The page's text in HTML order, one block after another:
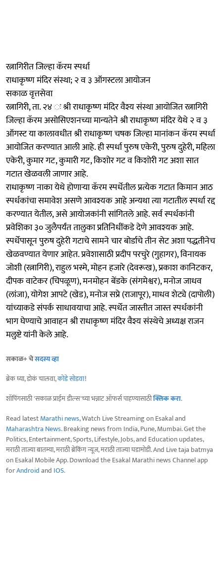
रत्नागिरीत जिल्हा कॅरम स्पर्धा
राधाकृष्ण मंदिर संस्था; २ व ३ ऑगस्टला आयोजन
सकाळ वृत्तसेवा
रत्नागिरी, ता. २४ ः श्री राधाकृष्ण मंदिर वैश्य संस्था आयोजित रत्नागिरी
जिल्हा कॅरम असोसिएशनच्या मान्यतेने श्री राधाकृष्ण मंदिर येथे २ व ३
ऑगस्ट या कालावधीत श्री राधाकृष्ण चषक जिल्हा मानांकन कॅरम स्पर्धा
आयोजित करण्यात आली आहे. ही स्पर्धा पुरुष एकेरी, पुरुष दुहेरी, महिला
एकेरी, कुमार गट, कुमारी गट, किशोर गट व किशोरी गट अशा सात
गटात खेळवली जाणार आहे.
राधाकृष्ण नाका येथे होणाऱ्या कॅरम स्पर्धेतील प्रत्येक गटात किमान आठ
स्पर्धकांचा समावेश असणे आवश्यक आहे अन्यथा त्या गटातील स्पर्धा रद्द
करण्यात येतील, असे आयोजकांनी सांगितले आहे. सर्व स्पर्धकांनी
प्रवेशिका ३० जुलैपर्यंत तालुका प्रतिनिधींकडे देणे आवश्यक आहे.
स्पर्धेपासून पुरुष दुहेरी गटाचे सामने चार बोर्डाचे तीन सेट अशा पद्धतीनेच
खेळवण्यात येणार आहेत. प्रवेशासाठी प्रदीप परचुरे (गुहागर), विनायक
जोशी (रत्नागिरी), राहुल भस्मे, मोहन हजारे (देवरूख), प्रकाश कानिटकर,
दीपक वाटेकर (चिपळूण), मनमोहन बेंडके (संगमेश्वर), मनोज जाधव
(लांजा), योगेश आपटे (खेड), मनोज सप्रे (राजापूर), माधव शेट्ये (दापोली)
यांच्याकडे संपर्क साधावयाचा आहे. स्पर्धेत जास्तीत जास्त स्पर्धकांनी
भाग घेण्याचे आवाहन श्री राधाकृष्ण मंदिर वैश्य संस्थेचे अध्यक्ष राजन
मलुष्टे यांनी केले आहे.
सकाळ+ चेसदस्य व्हा
ब्रेक घ्या, डोकं चालवा,कोडे सोडवा!
शॉपिंगसाठी 'सकाळ प्राईम डील्स'च्या भन्नाट ऑफर्स पाहण्यासाठीक्लिक करा.
Read latestMarathi news, Watch Live Streaming on Esakal and
Maharashtra News. Breaking news from India, Pune, Mumbai. Get the
Politics, Entertainment, Sports, Lifestyle, Jobs, and Education updates,
मराठी ताज्या बातम्या, मराठी ब्रेकिंग न्यूज, मराठी ताज्या घडामोडी. And Live taja batmya
on Esakal Mobile App. Download the Esakal Marathi news Channel app
forAndroidand IOS.